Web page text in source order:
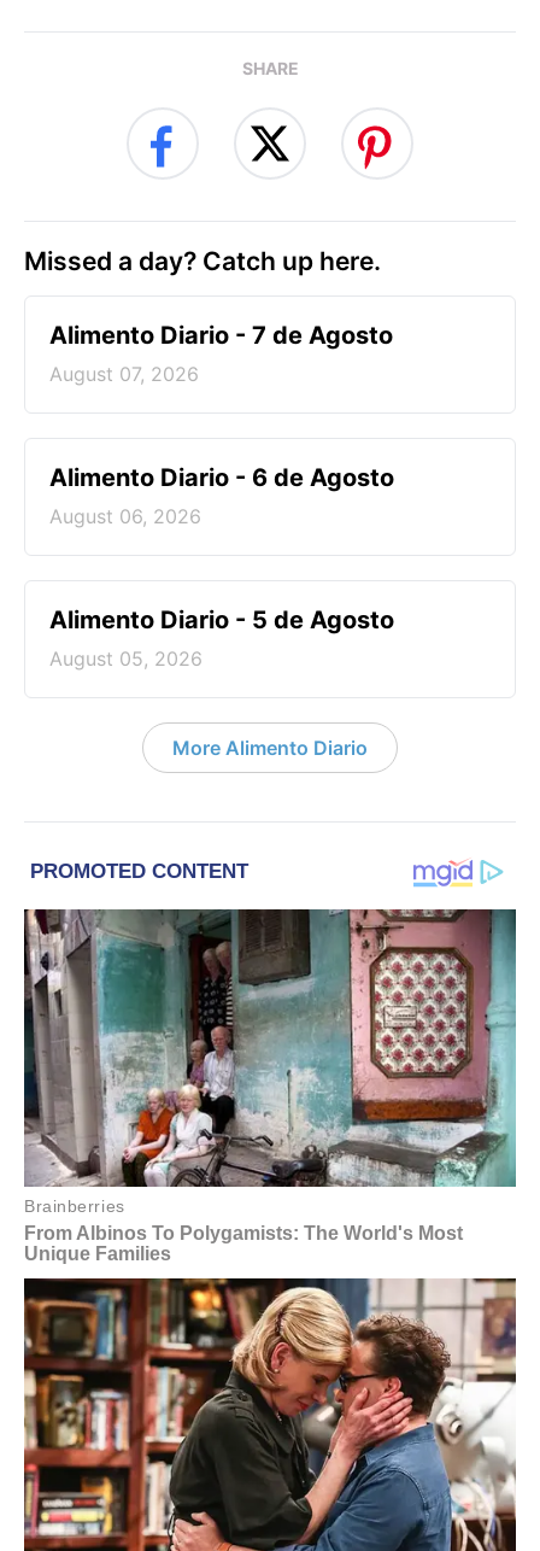
SHARE
Missed a day? Catch up here.
Alimento Diario - 7 de Agosto
August 07, 2026
Alimento Diario - 6 de Agosto
August 06, 2026
Alimento Diario - 5 de Agosto
August 05, 2026
More Alimento Diario